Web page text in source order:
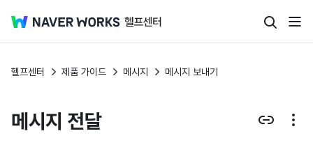
헬프센터 제품 가이드 메시지 메시지 보내기
메시지 전달